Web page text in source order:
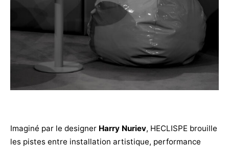
Imaginé par le designer Harry Nuriev, HECLISPE brouille
les pistes entre installation artistique, performance